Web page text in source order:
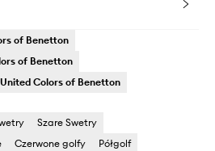
of Benetton
of Benetton
Colors of Benetton
Szare Swetry
Czerwone golfy
Półgolf